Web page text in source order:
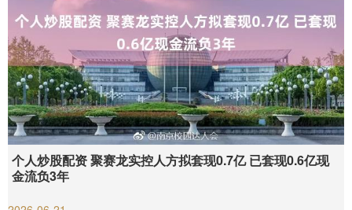
个人炒股配资 聚赛龙实控人方拟套现0.7亿 已套现0.6亿现
金流负3年